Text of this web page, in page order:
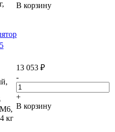
В корзину
М6,
кг
13 053 ₽
-
+
В корзину